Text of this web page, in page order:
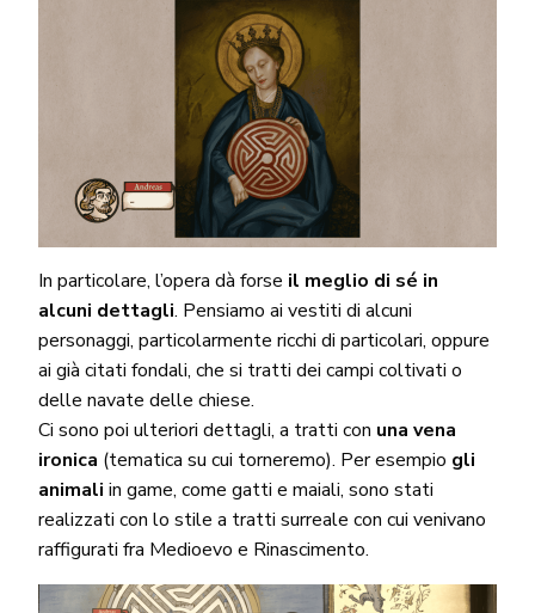
In particolare, l’opera dà forse il meglio di sé in
alcuni dettagli. Pensiamo ai vestiti di alcuni
personaggi, particolarmente ricchi di particolari, oppure
ai già citati fondali, che si tratti dei campi coltivati o
delle navate delle chiese.
Ci sono poi ulteriori dettagli, a tratti con una vena
ironica (tematica su cui torneremo). Per esempio gli
animali in game, come gatti e maiali, sono stati
realizzati con lo stile a tratti surreale con cui venivano
raffigurati fra Medioevo e Rinascimento.